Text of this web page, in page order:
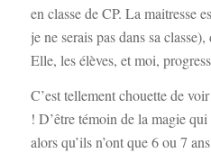
en classe de CP. La maitresse
je ne serais pas dans sa
Elle, les élèves, et moi,
C’est tellement chouette de
! D’être témoin de la magie qui
alors qu’ils n’ont que 6 ou 7